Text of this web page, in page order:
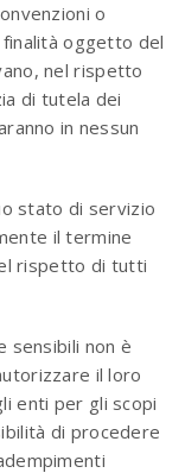
o
oggetto del
nel rispetto
di tutela dei
in nessun
stato di servizio
il termine
rispetto di tutti
sensibili non è
il loro
enti per gli scopi
di procedere